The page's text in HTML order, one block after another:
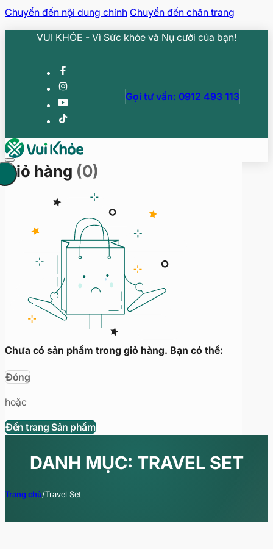
Chuyển đến nội dung chính Chuyển đến chân trang
VUI KHỎE - Vì Sức khỏe và Nụ cười của bạn!
Gọi tư vấn: 0912 493 113
Giỏ hàng (0)
Chưa có sản phẩm trong giỏ hàng. Bạn có thể:
Đóng
hoặc
Đến trang Sản phẩm
DANH MỤC: TRAVEL SET
Trang chủ/Travel Set